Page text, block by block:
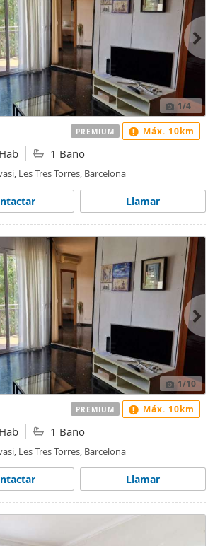
1/4
1 Baño
Les Tres Torres, Barcelona
Llamar
PREMIUM Máx. 10km
1/10
1 Baño
Les Tres Torres, Barcelona
Llamar
PREMIUM Máx. 10km